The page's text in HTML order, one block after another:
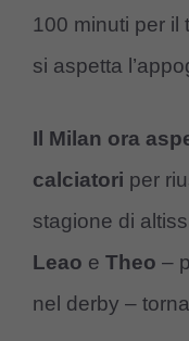
100 minuti per il
si aspetta
Il Milan ora
calciatori per
stagione di
Leao e Theo –
nel derby –